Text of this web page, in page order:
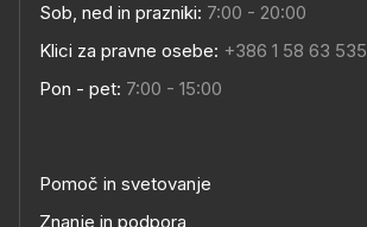
Sob, ned in prazniki: 7:00 - 20:00
Klici za pravne osebe: +386 1 58 63 535
Pon - pet: 7:00 - 15:00
Pomoč in svetovanje
Znanje in podpora